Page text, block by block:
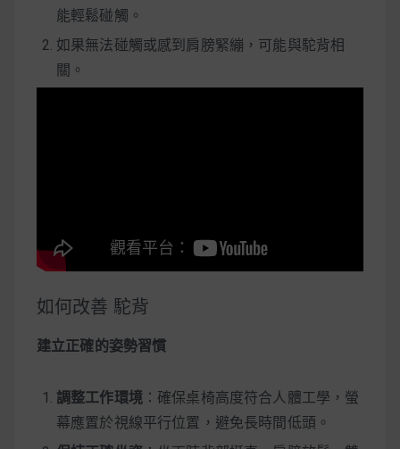
能輕鬆碰觸。
如果無法碰觸或感到肩膀緊繃，可能與駝背相
關。
如何改善 駝背
建立正確的姿勢習慣
調整工作環境：確保桌椅高度符合人體工學，螢
幕應置於視線平行位置，避免長時間低頭。